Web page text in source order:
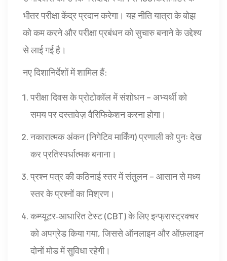
भीतर परीक्षा केंद्र प्रदान करेगा। यह नीति यात्रा के बोझ
को कम करने और परीक्षा प्रबंधन को सुचारु बनाने के उद्देश्य
से लाई गई है।
नए दिशानिर्देशों में शामिल हैं:
परीक्षा दिवस के प्रोटोकॉल में संशोधन – अभ्यर्थी को
समय पर दस्तावेज़ वैरिफिकेशन करना होगा।
नकारात्मक अंकन (निगेटिव मार्किंग) प्रणाली को पुनः देख
कर प्रतिस्पर्धात्मक बनाना।
प्रश्न पत्र की कठिनाई स्तर में संतुलन – आसान से मध्य
स्तर के प्रश्नों का मिश्रण।
कम्प्यूटर‑आधारित टेस्ट (CBT) के लिए इन्फ्रास्ट्रक्चर
को अपग्रेड किया गया, जिससे ऑनलाइन और ऑफ़लाइन
दोनों मोड में सुविधा रहेगी।